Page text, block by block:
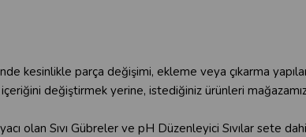
kesinlikle parça değişimi, ekleme veya çıkarma
içeriğini değiştirmek yerine, istediğiniz ürünleri
olan Sıvı Gübreler ve pH Düzenleyici Sıvılar sete